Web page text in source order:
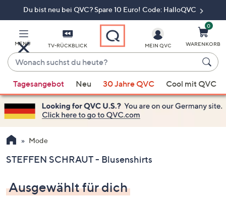
Du bist neu bei QVC? Spare 10 Euro! Code: HalloQVC
MENÜ TV-RÜCKBLICK
Wonach
suchst
du
heute?
Vorschläge
verfügbar
sind,
verwenden
Sie
Pfeiltasten
oben
und
MEIN QVC
0
WARENKORB
Tagesangebot Neu 30 Jahre QVC Cool mit QVC
Mode
STEFFEN SCHRAUT - Blusenshirts
Ausgewählt für dich